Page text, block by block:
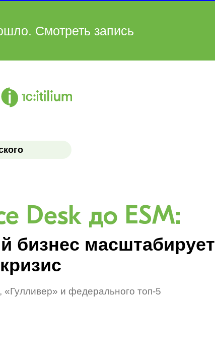
Смотреть запись
и федерального топ-5
бизнес масштабирует
Desk до ESM: